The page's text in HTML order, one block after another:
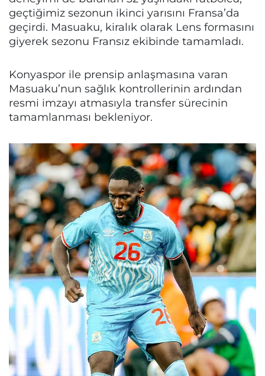
geçtiğimiz sezonun ikinci yarısını Fransa’da
geçirdi. Masuaku, kiralık olarak Lens formasını
giyerek sezonu Fransız ekibinde tamamladı.
Konyaspor ile prensip anlaşmasına varan
Masuaku’nun sağlık kontrollerinin ardından
resmi imzayı atmasıyla transfer sürecinin
tamamlanması bekleniyor.